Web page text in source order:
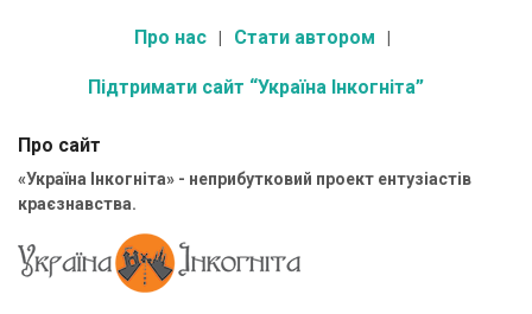
Про нас Стати автором
Підтримати сайт “Україна Інкогніта”
Про сайт
«Україна Інкогніта» - неприбутковий проект ентузіастів
краєзнавства.